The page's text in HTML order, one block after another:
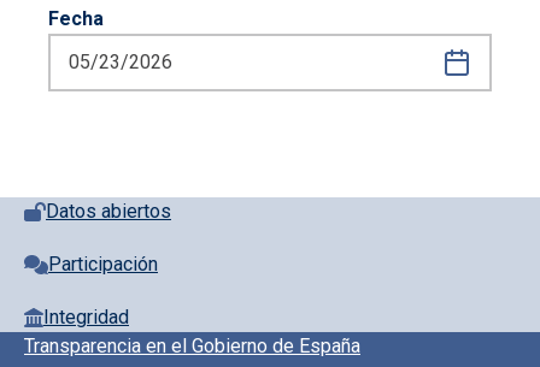
Fecha
Pie de página con iconos
Datos abiertos
Participación
Integridad
Pie de pagina información
Transparencia en el Gobierno de España